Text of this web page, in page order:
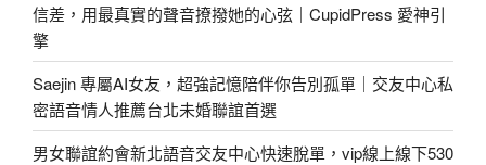
信差，用最真實的聲音撩撥她的心弦｜CupidPress 愛神引
擎
Saejin 專屬AI女友，超強記憶陪伴你告別孤單｜交友中心私
密語音情人推薦台北未婚聯誼首選
男女聯誼約會新北語音交友中心快速脫單，vip線上線下530